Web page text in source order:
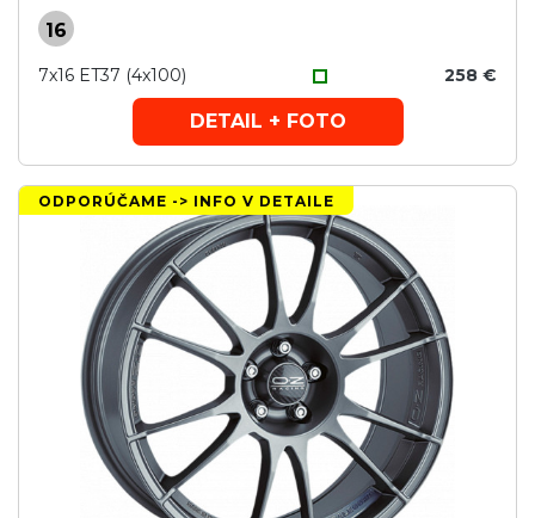
16
7x16 ET37 (4x100) 258 €
DETAIL + FOTO
ODPORÚČAME -> INFO V DETAILE